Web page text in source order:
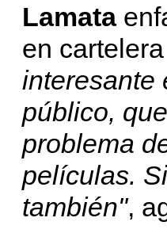
Lamata
en
interesante
público,
problema
películas.
también",